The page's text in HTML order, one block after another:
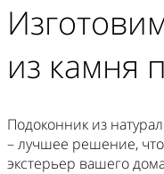
из камня
Подоконник из
– лучшее решение,
экстерьер вашего